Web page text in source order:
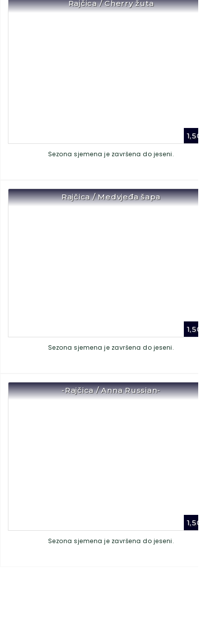
Rajčica / Cherry žuta
1,50
Sezona sjemena je završena do jeseni.
Rajčica / Medvjeđa šapa
1,50
Sezona sjemena je završena do jeseni.
-Rajčica / Anna Russian-
1,50
Sezona sjemena je završena do jeseni.